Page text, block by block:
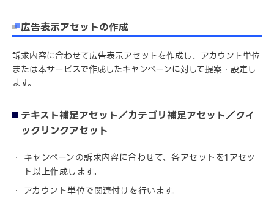
広告表示アセットの作成
訴求内容に合わせて広告表示アセットを作成し、アカウント単位
または本サービスで作成したキャンペーンに対して提案・設定し
ます。
テキスト補足アセット／カテゴリ補足アセット／クイ
ックリンクアセット
キャンペーンの訴求内容に合わせて、各アセットを1アセッ
ト以上作成します。
アカウント単位で関連付けを行います。